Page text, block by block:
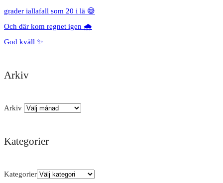
grader iallafall som 20 i lä 😅
Och där kom regnet igen 🌧️
God kväll ✨
Arkiv
Arkiv
Kategorier
Kategorier